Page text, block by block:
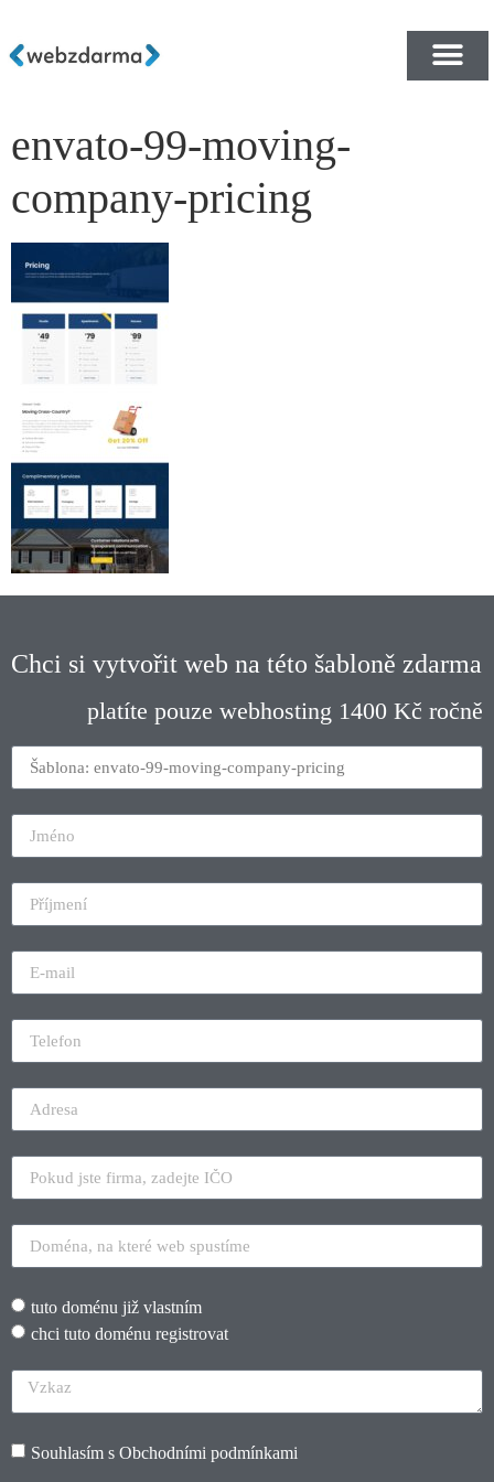
envato-99-moving-
company-pricing
Chci si vytvořit web na této šabloně zdarma
platíte pouze webhosting 1400 Kč ročně
tuto doménu již vlastním
chci tuto doménu registrovat
Souhlasím s Obchodními podmínkami